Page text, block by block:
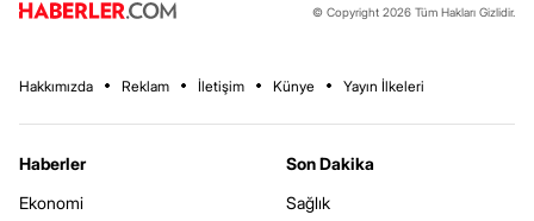
© Copyright 2026 Tüm Hakları Gizlidir.
Hakkımızda Reklam İletişim Künye Yayın İlkeleri
Haberler
Ekonomi
Son Dakika
Sağlık